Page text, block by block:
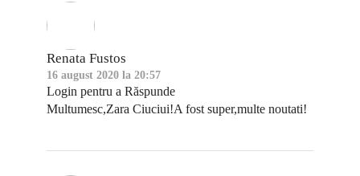
Renata Fustos
16 august 2020 la 20:57
Login pentru a Răspunde
Multumesc,Zara Ciuciui!A fost super,multe noutati!